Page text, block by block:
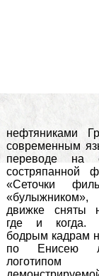
нефтяниками
современным
переводе на
состряпанной
«Сеточки
движке сняты
где и когда.
бодрым кадрам
по Енисею
логотипом